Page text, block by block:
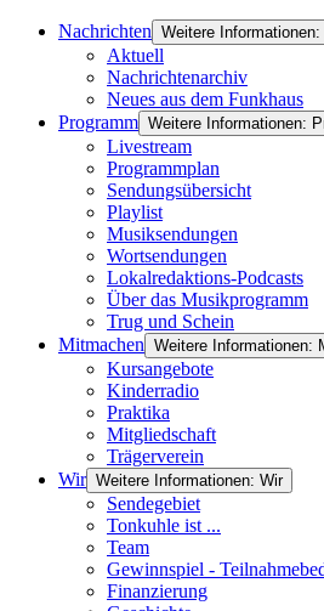
Nachrichten Weitere
Aktuell
Nachrichtenarchiv
Neues aus dem Funkhaus
Programm Weitere Informationen:
Livestream
Programmplan
Sendungsübersicht
Playlist
Musiksendungen
Wortsendungen
Lokalredaktions-Podcasts
Über das Musikprogramm
Trug und Schein
Mitmachen Weitere Informationen:
Kursangebote
Kinderradio
Praktika
Mitgliedschaft
Trägerverein
Wir Weitere Informationen: Wir
Sendegebiet
Tonkuhle ist ...
Team
Gewinnspiel -
Finanzierung